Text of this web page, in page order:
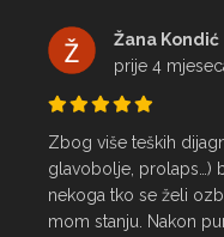
Žana Kondić
prije 4
Zbog više teških
glavobolje, prolaps…)
nekoga tko se želi
mom stanju. Nakon